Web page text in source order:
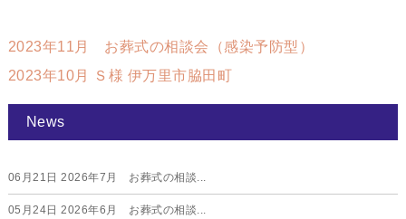
2023年11月 お葬式の相談会（感染予防型）
2023年10月 Ｓ様 伊万里市脇田町
News
06月21日 2026年7月 お葬式の相談...
05月24日 2026年6月 お葬式の相談...